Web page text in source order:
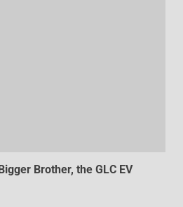
Brother, the GLC EV